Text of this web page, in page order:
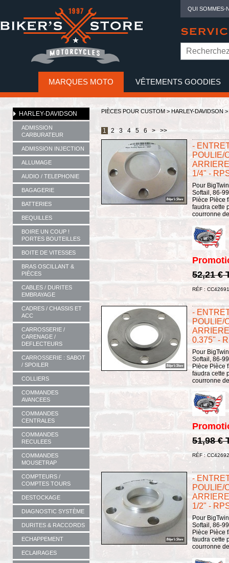
QUI SOMMES-
MARQUES MOTO VÊTEMENTS GOODIES
HARLEY-DAVIDSON
ADMISSION
CARBURATEUR
ADMISSION INJECTION
ALLUMAGE
AUDIO / TELEPHONIE
BAGAGERIE
BATTERIES
BEQUILLES
BOIRE UN COUP !
PORTES BOUTEILLES
BOITE DE VITESSES
BRAS OSCILLANT &
PIÈCES
CABLES / DURITES
EMBRAYAGE
CADRES / CHASSIS ET
ACC
CARROSSERIE /
CARENAGE /
DEFLECTEURS
CARROSSERIE : SABOT
/ SPOILER
COLLIERS
COMMANDES
AVANCEES
COMMANDES
CENTRALES
COMMANDES
RECULEES
COMMANDES
MOUSETRAP
COMPTEURS /
COMPTES TOURS
DESTOCKAGE
DIAGNOSTIC SYSTÈME
DURITES & RACCORDS
ECHAPPEMENT
ECLAIRAGES
PIÈCES POUR CUSTOM > HARLEY-DAVIDSON >
1 2 3 4 5 6 > >>
-
POULIE/
1/4" -
Pour
Softail, 86-
Pièce Pièce
faudra cette
courronne
52,21 €
RÉF : CC42691
-
POULIE/
0.375" -
Pour
Softail, 86-
Pièce Pièce
faudra cette
courronne
51,98 €
RÉF : CC42692
-
POULIE/
1/2" -
Pour
Softail, 86-
Pièce Pièce
faudra cette
courronne